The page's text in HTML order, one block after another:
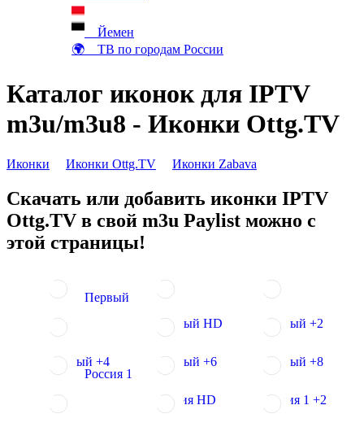
Йемен
🌍 ТВ по городам России
Каталог иконок для IPTV
m3u/m3u8 - Иконки Ottg.TV
Иконки Иконки Ottg.TV Иконки Zabava
Скачать или добавить иконки IPTV
Ottg.TV в свой m3u Paylist можно с
этой страницы!
Первый
Первый HD
Первый +2
Первый +4 Первый +6
Первый +8
Россия 1
Россия HD
Россия 1 +2